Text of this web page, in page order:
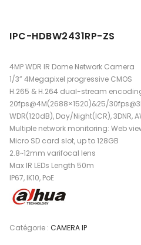
IPC-HDBW2431RP-ZS
4MP WDR IR Dome Network Camera
1/3” 4Megapixel progressive CMOS
H.265 & H.264 dual-stream
20fps@4M(2688×1520)&25/
WDR(120dB), Day/Night(ICR), 3DNR,
Multiple network monitoring: Web
Micro SD card slot, up to 128GB
2.8~12mm varifocal lens
Max IR LEDs Length 50m
IP67, IK10, PoE
Catégorie : CAMERA IP